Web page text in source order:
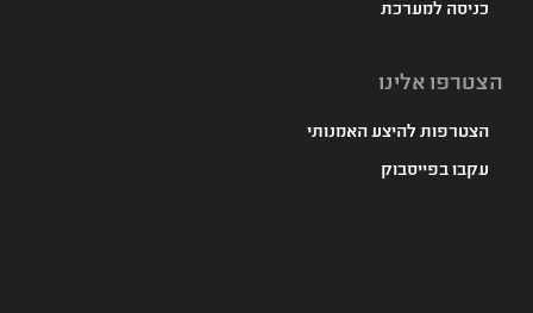
כניסה למערכת
הצטרפו אלינו
הצטרפות להיצע האמנותי
עקבו בפייסבוק